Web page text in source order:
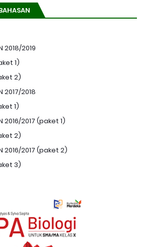
2018/2019
1)
2)
2017/2018
1)
2017 (paket 1)
2)
2016/2017 (paket 2)
3)